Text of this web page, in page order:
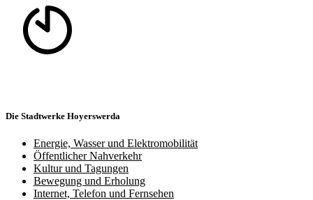
Die Stadtwerke Hoyerswerda
Energie, Wasser und Elektromobilität
Öffentlicher Nahverkehr
Kultur und Tagungen
Bewegung und Erholung
Internet, Telefon und Fernsehen